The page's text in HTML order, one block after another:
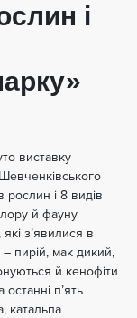
і
виставку
рослин і 8 видів
й фауну
з’явилися в
– пирій, мак дикий,
й кенофіти
останні п’ять
катальпа